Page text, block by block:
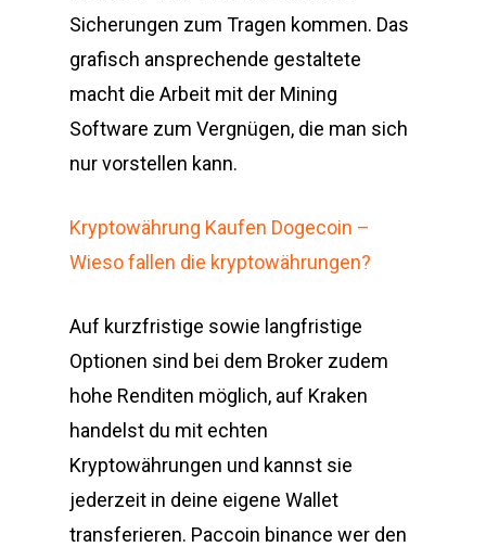
Sicherungen zum Tragen kommen. Das
grafisch ansprechende gestaltete
macht die Arbeit mit der Mining
Software zum Vergnügen, die man sich
nur vorstellen kann.
Kryptowährung Kaufen Dogecoin –
Wieso fallen die kryptowährungen?
Auf kurzfristige sowie langfristige
Optionen sind bei dem Broker zudem
hohe Renditen möglich, auf Kraken
handelst du mit echten
Kryptowährungen und kannst sie
jederzeit in deine eigene Wallet
transferieren. Paccoin binance wer den